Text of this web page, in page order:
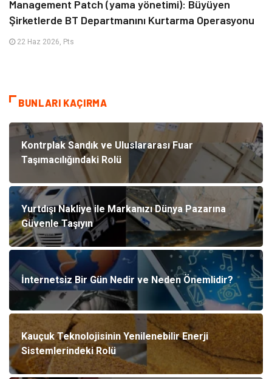
Management Patch (yama yönetimi): Büyüyen
Şirketlerde BT Departmanını Kurtarma Operasyonu
22 Haz 2026, Pts
BUNLARI KAÇIRMA
Kontrplak Sandık ve Uluslararası Fuar
Taşımacılığındaki Rolü
Yurtdışı Nakliye ile Markanızı Dünya Pazarına
Güvenle Taşıyın
İnternetsiz Bir Gün Nedir ve Neden Önemlidir?
Kauçuk Teknolojisinin Yenilenebilir Enerji
Sistemlerindeki Rolü